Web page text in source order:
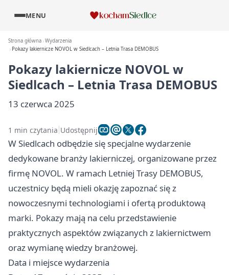
MENU
Strona główna Wydarzenia
Pokazy lakiernicze NOVOL w Siedlcach – Letnia Trasa DEMOBUS
Pokazy lakiernicze NOVOL w
Siedlcach – Letnia Trasa DEMOBUS
13 czerwca 2025
1 min czytania Udostępnij
W Siedlcach odbędzie się specjalne wydarzenie
dedykowane branży lakierniczej, organizowane przez
firmę NOVOL. W ramach Letniej Trasy DEMOBUS,
uczestnicy będą mieli okazję zapoznać się z
nowoczesnymi technologiami i ofertą produktową
marki. Pokazy mają na celu przedstawienie
praktycznych aspektów związanych z lakiernictwem
oraz wymianę wiedzy branżowej.
Data i miejsce wydarzenia